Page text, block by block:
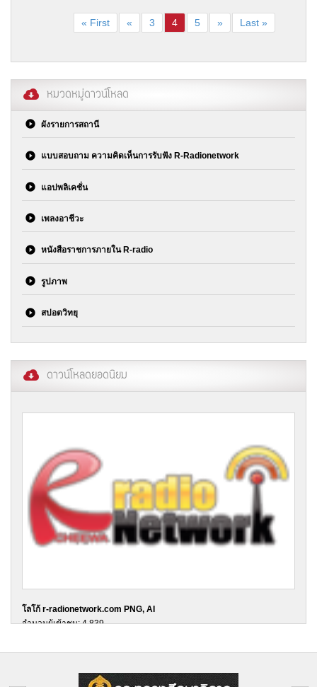
« First « 3 4 5 » Last »
หมวดหมู่ดาวน์โหลด
ผังรายการสถานี
แบบสอบถาม ความคิดเห็นการรับฟัง R-Radionetwork
แอปพลิเคชั่น
เพลงอาชีวะ
หนังสือราชการภายใน R-radio
รูปภาพ
สปอตวิทยุ
ดาวน์โหลดยอดนิยม
โลโก้ r-radionetwork.com PNG, AI
จำนวนผู้เข้าชม: 4,839